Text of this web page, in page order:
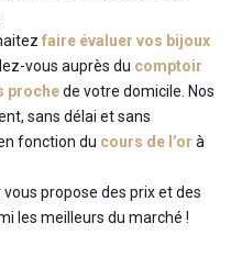
faire évaluer vos bijoux
vous auprès du comptoir
prochede votre domicile. Nos
sans délai et sans
fonction du cours de l’or à
vous propose des prix et des
les meilleurs du marché !